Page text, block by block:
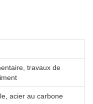
travaux de
acier au carbone